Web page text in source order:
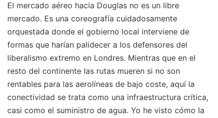
El mercado aéreo hacia Douglas no es un libre
mercado. Es una coreografía cuidadosamente
orquestada donde el gobierno local interviene de
formas que harían palidecer a los defensores del
liberalismo extremo en Londres. Mientras que en el
resto del continente las rutas mueren si no son
rentables para las aerolíneas de bajo coste, aquí la
conectividad se trata como una infraestructura crítica,
casi como el suministro de agua. Yo he visto cómo la